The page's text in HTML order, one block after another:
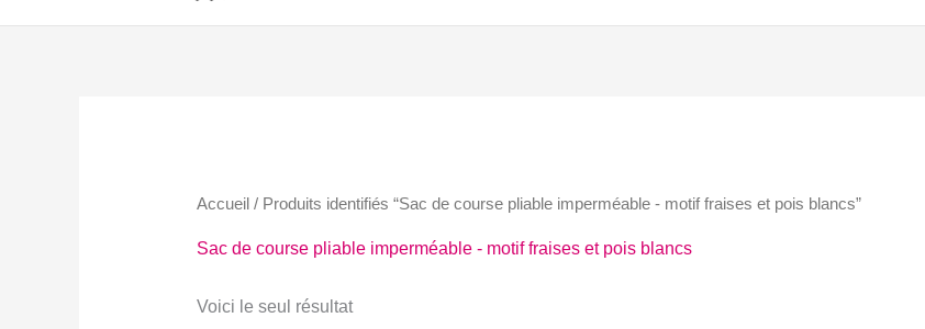
Accueil / Produits identifiés “Sac de course pliable imperméable - motif fraises et pois blancs”
Sac de course pliable imperméable - motif fraises et pois blancs
Voici le seul résultat